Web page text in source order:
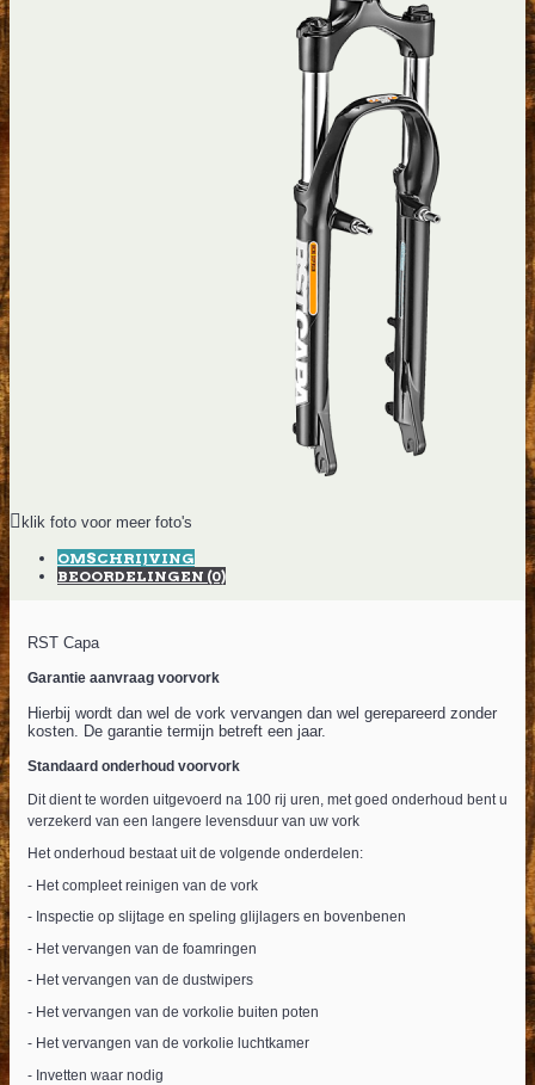
klik foto voor meer foto's
OMSCHRIJVING
BEOORDELINGEN (0)
RST Capa
Garantie aanvraag voorvork
Hierbij wordt dan wel de vork vervangen dan wel gerepareerd zonder
kosten. De garantie termijn betreft een jaar.
Standaard onderhoud voorvork
Dit dient te worden uitgevoerd na 100 rij uren, met goed onderhoud bent u
verzekerd van een langere levensduur van uw vork
Het onderhoud bestaat uit de volgende onderdelen:
- Het compleet reinigen van de vork
- Inspectie op slijtage en speling glijlagers en bovenbenen
- Het vervangen van de foamringen
- Het vervangen van de dustwipers
- Het vervangen van de vorkolie buiten poten
- Het vervangen van de vorkolie luchtkamer
- Invetten waar nodig